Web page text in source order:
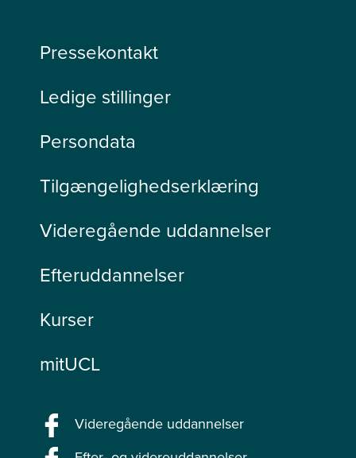
Pressekontakt
Ledige stillinger
Persondata
Tilgængelighedserklæring
Videregående uddannelser
Efteruddannelser
Kurser
mitUCL
Videregående uddannelser